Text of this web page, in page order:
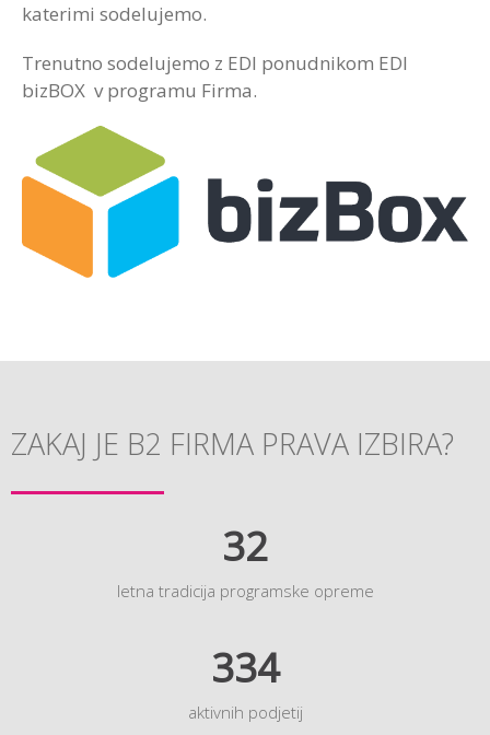
katerimi sodelujemo.
Trenutno sodelujemo z EDI ponudnikom EDI
bizBOX v programu Firma.
ZAKAJ JE B2 FIRMA PRAVA IZBIRA?
32
letna tradicija programske opreme
334
aktivnih podjetij